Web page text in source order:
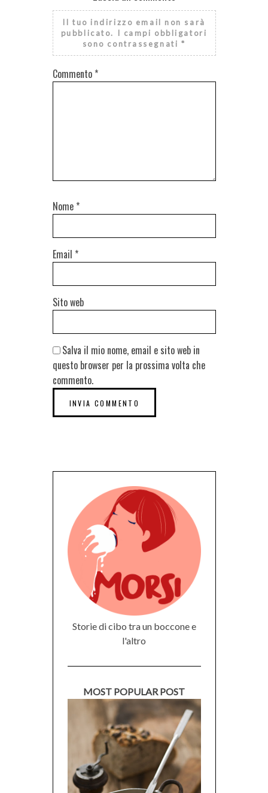
Il tuo indirizzo email non sarà
pubblicato.
I campi obbligatori
sono contrassegnati *
Commento *
Nome *
Email *
Sito web
Salva il mio nome, email e sito web in
questo browser per la prossima volta che
commento.
Storie di cibo tra un boccone e
l'altro
MOST POPULAR POST